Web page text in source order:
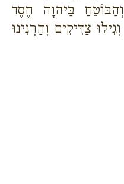
בַּיהוָה חֶסֶד
צַדִּיקִים וְהַרְנִינוּ